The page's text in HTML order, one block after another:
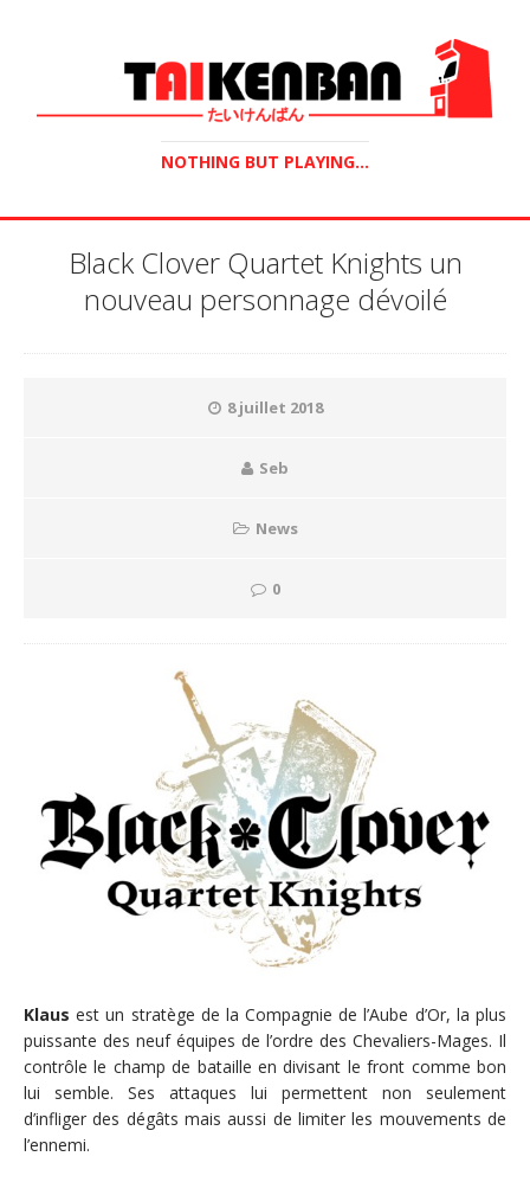
NOTHING BUT PLAYING...
Black Clover Quartet Knights un
nouveau personnage dévoilé
8 juillet 2018
Seb
News
0
Klaus est un stratège de la Compagnie de l’Aube d’Or, la plus
puissante des neuf équipes de l’ordre des Chevaliers-Mages. Il
contrôle le champ de bataille en divisant le front comme bon
lui semble. Ses attaques lui permettent non seulement
d’infliger des dégâts mais aussi de limiter les mouvements de
l’ennemi.